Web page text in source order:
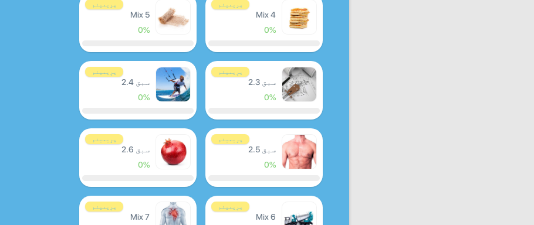
پرِیمیئم
Mix 4
0%
پرِیمیئم
Mix 5
0%
پرِیمیئم
سبق 2.3
0%
پرِیمیئم
سبق 2.4
0%
پرِیمیئم
سبق 2.5
0%
پرِیمیئم
سبق 2.6
0%
پرِیمیئم
Mix 6
پرِیمیئم
Mix 7